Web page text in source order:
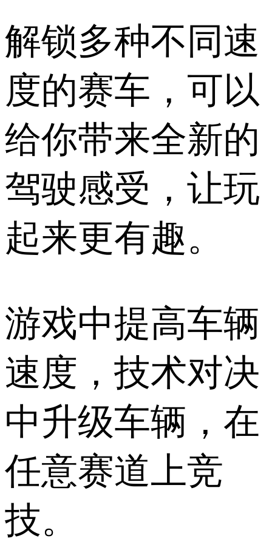
解锁多种不同速
度的赛车，可以
给你带来全新的
驾驶感受，让玩
起来更有趣。
游戏中提高车辆
速度，技术对决
中升级车辆，在
任意赛道上竞
技。